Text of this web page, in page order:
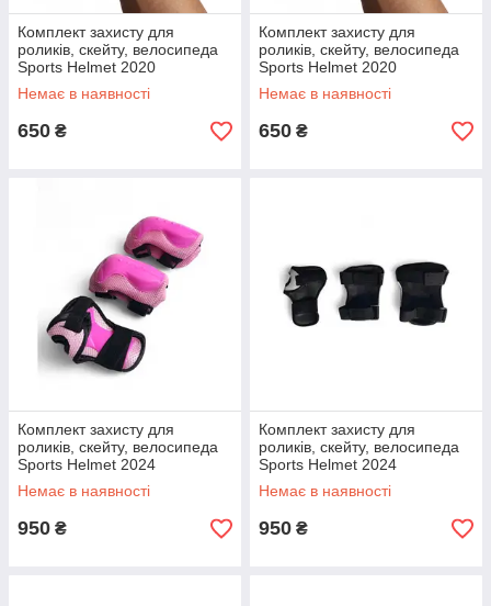
Комплект захисту для
роликів, скейту, велосипеда
Sports Helmet 2020
Немає в наявності
650 ₴
Комплект захисту для
роликів, скейту, велосипеда
Sports Helmet 2020
Немає в наявності
650 ₴
Комплект захисту для
роликів, скейту, велосипеда
Sports Helmet 2024
Немає в наявності
950 ₴
Комплект захисту для
роликів, скейту, велосипеда
Sports Helmet 2024
Немає в наявності
950 ₴